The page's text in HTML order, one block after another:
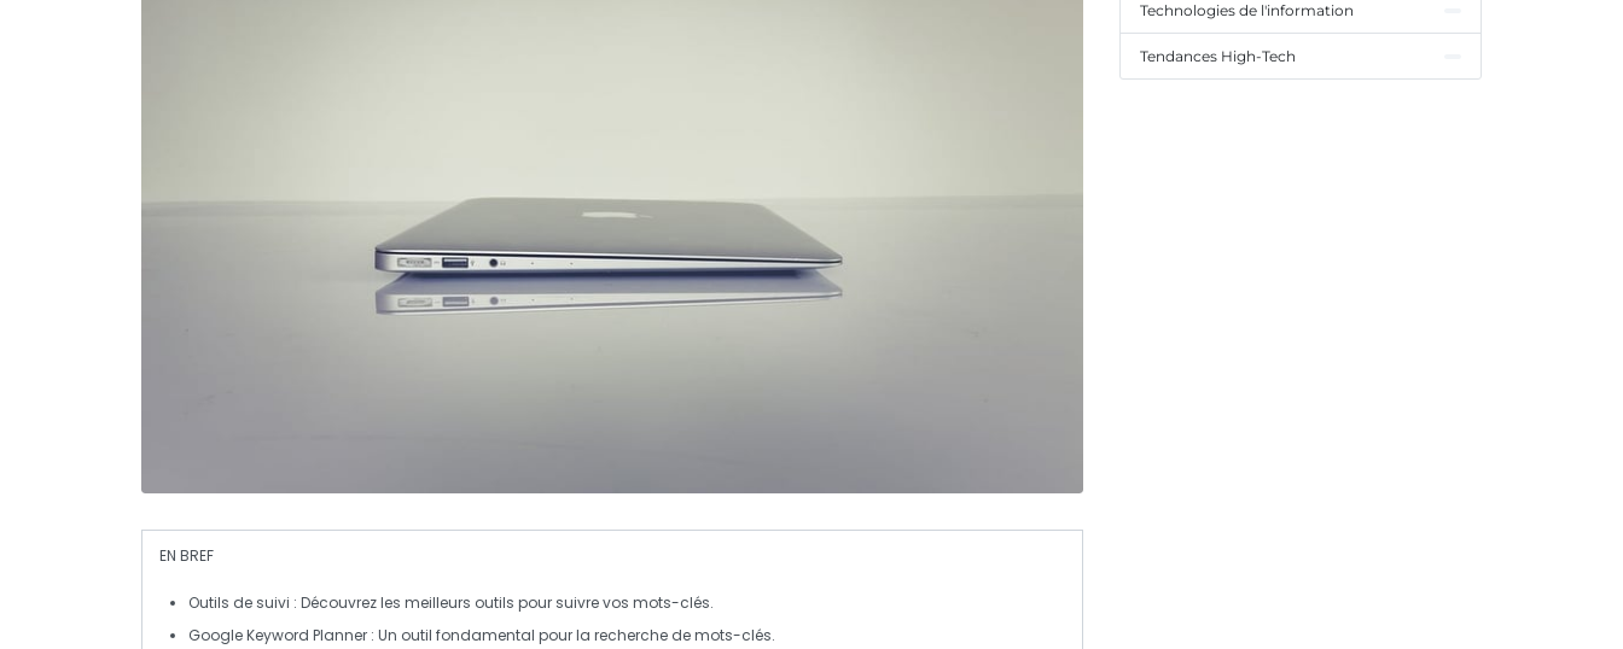
EN BREF
Outils de suivi : Découvrez les meilleurs outils pour suivre vos mots-clés.
Google Keyword Planner : Un outil fondamental pour la recherche demots-clés.
Technologies de l'information
Tendances High-Tech